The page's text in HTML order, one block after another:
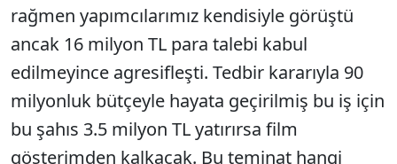
rağmen yapımcılarımız kendisiyle görüştü
ancak 16 milyon TL para talebi kabul
edilmeyince agresifleşti. Tedbir kararıyla 90
milyonluk bütçeyle hayata geçirilmiş bu iş için
bu şahıs 3.5 milyon TL yatırırsa film
gösterimden kalkacak. Bu teminat hangi